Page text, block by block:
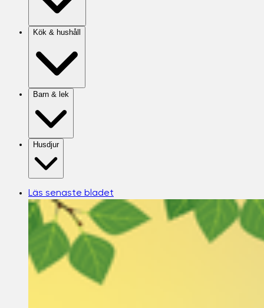
Kök & hushåll
Barn & lek
Husdjur
Läs senaste bladet